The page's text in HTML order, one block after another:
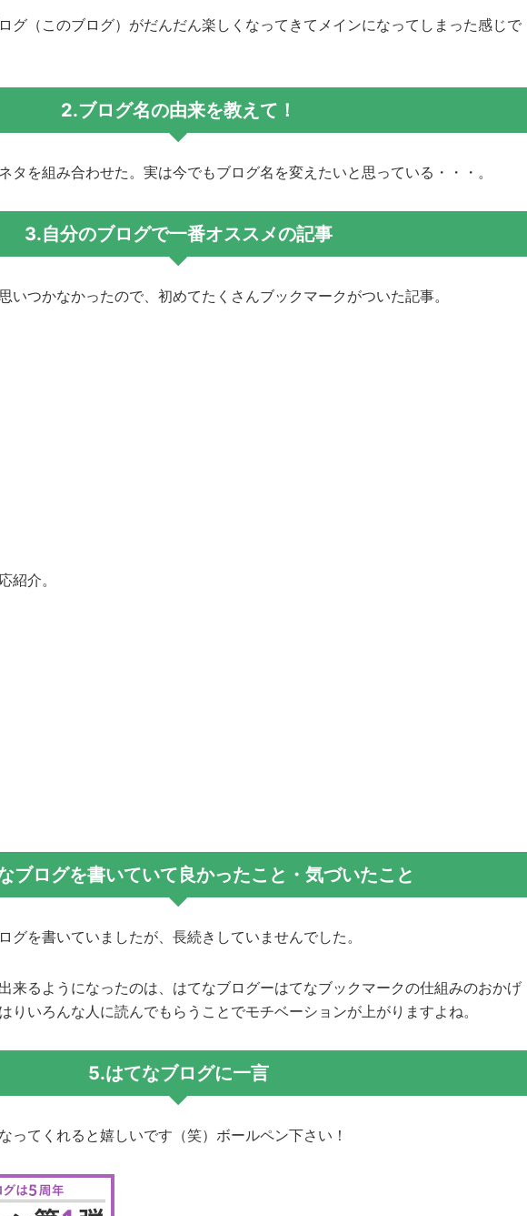
グ（このブログ）がだんだん楽しくなってきてメインになってしまった感じで
2.ブログ名の由来を教えて！
タを組み合わせた。実は今でもブログ名を変えたいと思っている・・・。
3.自分のブログで一番オススメの記事
いつかなかったので、初めてたくさんブックマークがついた記事。
紹介。
ブログを書いていて良かったこと・気づいたこと
グを書いていましたが、長続きしていませんでした。
来るようになったのは、はてなブログーはてなブックマークの仕組みのおかげ
りいろんな人に読んでもらうことでモチベーションが上がりますよね。
5.はてなブログに一言
ってくれると嬉しいです（笑）ボールペン下さい！